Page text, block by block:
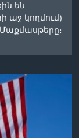
են
աջ կողմում)